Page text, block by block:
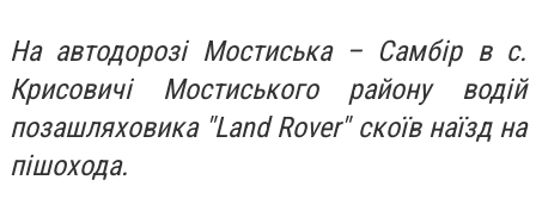
На автодорозі Мостиська – Самбір в с.
Крисовичі Мостиського району водій
позашляховика "Land Rover" скоїв наїзд на
пішохода.